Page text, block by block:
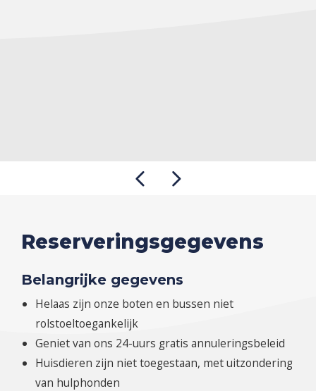
Reserveringsgegevens
Belangrijke gegevens
Helaas zijn onze boten en bussen niet
rolstoeltoegankelijk
Geniet van ons 24-uurs gratis annuleringsbeleid
Huisdieren zijn niet toegestaan, met uitzondering
van hulphonden